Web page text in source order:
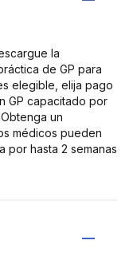
la
de GP para
elegible, elija pago
GP capacitado por
un
médicos pueden
por hasta 2 semanas